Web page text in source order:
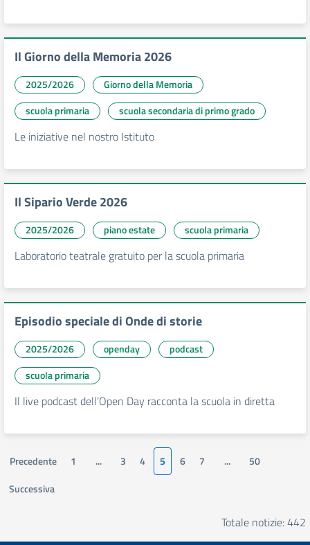
Il Giorno della Memoria 2026
2025/2026
Giorno della Memoria
scuola primaria
scuola secondaria di primo grado
Le iniziative nel nostro Istituto
Il Sipario Verde 2026
2025/2026 piano estate scuola primaria
Laboratorio teatrale gratuito per la scuola primaria
Episodio speciale di Onde di storie
2025/2026 openday
podcast
scuola primaria
Il live podcast dell’Open Day racconta la scuola in diretta
Precedente 1 ... 3 4 5 6 7 ...
50
Successiva
Totale notizie: 442